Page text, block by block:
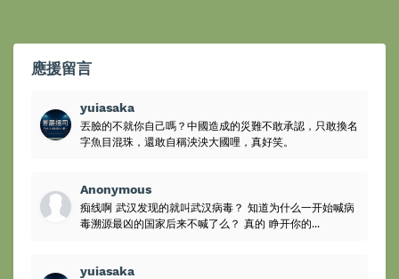
應援留言
yuiasaka
丟臉的不就你自己嗎？中國造成的災難不敢承認，只敢換名
字魚目混珠，還敢自稱泱泱大國哩，真好笑。
Anonymous
痴线啊 武汉发现的就叫武汉病毒？ 知道为什么一开始喊病
毒溯源最凶的国家后来不喊了么？ 真的 睁开你的...
yuiasaka